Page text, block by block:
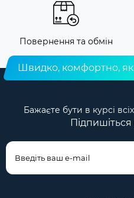
Повернення та обмін
Швидко, комфортно,
Бажаєте бути в курсі